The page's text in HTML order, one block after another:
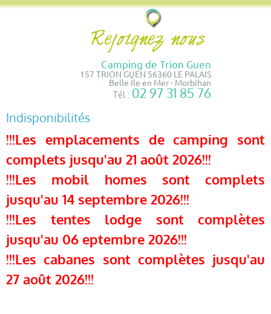
Camping de Trion Guen
157 TRION GUEN 56360 LE PALAIS
Belle Île en Mer - Morbihan
Tél : 02 97 31 85 76
Indisponibilités
!!!Les emplacements de camping sont
complets jusqu'au 21 août 2026!!!
!!!Les mobil homes sont complets
jusqu'au 14 septembre 2026!!!
!!!Les tentes lodge sont complètes
jusqu'au 06 eptembre 2026!!!
!!!Les cabanes sont complètes jusqu'au
27 août 2026!!!